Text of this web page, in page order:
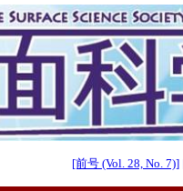
[前号 (Vol. 28, No. 7)]